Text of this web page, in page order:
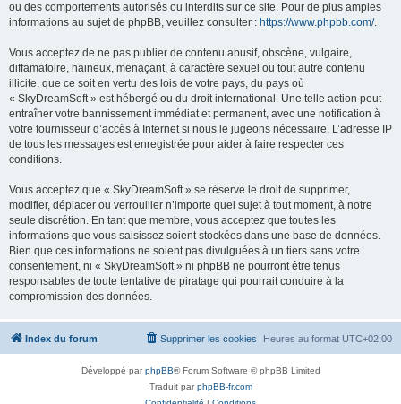
ou des comportements autorisés ou interdits sur ce site. Pour de plus amples
informations au sujet de phpBB, veuillez consulter : https://www.phpbb.com/.
Vous acceptez de ne pas publier de contenu abusif, obscène, vulgaire,
diffamatoire, haineux, menaçant, à caractère sexuel ou tout autre contenu
illicite, que ce soit en vertu des lois de votre pays, du pays où
« SkyDreamSoft » est hébergé ou du droit international. Une telle action peut
entraîner votre bannissement immédiat et permanent, avec une notification à
votre fournisseur d’accès à Internet si nous le jugeons nécessaire. L’adresse IP
de tous les messages est enregistrée pour aider à faire respecter ces
conditions.
Vous acceptez que « SkyDreamSoft » se réserve le droit de supprimer,
modifier, déplacer ou verrouiller n’importe quel sujet à tout moment, à notre
seule discrétion. En tant que membre, vous acceptez que toutes les
informations que vous saisissez soient stockées dans une base de données.
Bien que ces informations ne soient pas divulguées à un tiers sans votre
consentement, ni « SkyDreamSoft » ni phpBB ne pourront être tenus
responsables de toute tentative de piratage qui pourrait conduire à la
compromission des données.
Index du forum Heures au format UTC+02:00
Supprimer les cookies
Développé parphpBB® Forum Software © phpBB Limited
Traduit parphpBB-fr.com